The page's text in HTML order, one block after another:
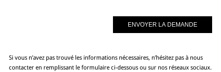
Si vous n’avez pas trouvé les informations nécessaires, n’hésitez pas à nous
contacter en remplissant le formulaire ci-dessous ou sur nos réseaux sociaux.